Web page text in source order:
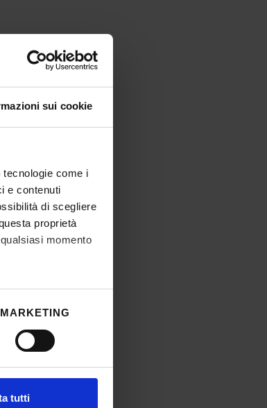
sui cookie
come i
e contenuti
di scegliere
proprietà
momento
. Puoi
analizzare il
MARKETING
tutti